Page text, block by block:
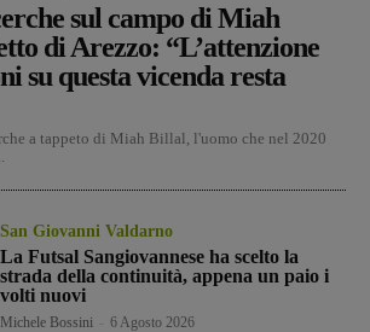
sul campo di Miah
di Arezzo: “L’attenzione
su questa vicenda resta
a tappeto di Miah Billal, l'uomo che nel 2020
San Giovanni Valdarno
La Futsal Sangiovannese ha scelto la
strada della continuità, appena un paio i
volti nuovi
Michele Bossini 6 Agosto 2026